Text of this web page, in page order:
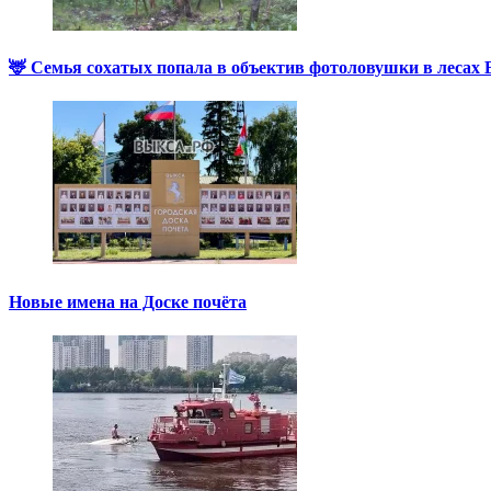
🦌 Семья сохатых попала в объектив фотоловушки в
Новые имена на Доске почёта